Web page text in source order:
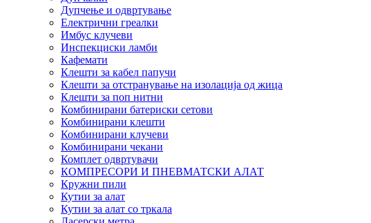
Дупчење и одвртување
Електрични греалки
Имбус клучеви
Инспекциски ламби
Кафемати
Клешти за кабел папучи
Клешти за отстранување на изолација од жица
Клешти за поп нитни
Комбинирани батериски сетови
Комбинирани клешти
Комбинирани клучеви
Комбинирани чекани
Комплет одвртувачи
КОМПРЕСОРИ И ПНЕВМАТСКИ АЛАТ
Кружни пили
Кутии за алат
Кутии за алат со тркала